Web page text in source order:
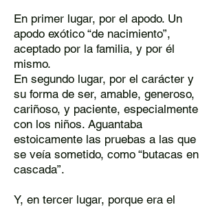
En primer lugar, por el apodo. Un
apodo exótico “de nacimiento”,
aceptado por la familia, y por él
mismo.
En segundo lugar, por el carácter y
su forma de ser, amable, generoso,
cariñoso, y paciente, especialmente
con los niños. Aguantaba
estoicamente las pruebas a las que
se veía sometido, como “butacas en
cascada”.
Y, en tercer lugar, porque era el